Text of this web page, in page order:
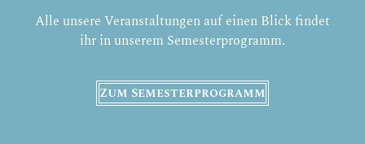
Alle unsere Veranstaltungen auf einen Blick findet
ihr in unserem Semesterprogramm.
Zum Semesterprogramm